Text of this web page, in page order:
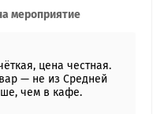
мероприятие
цена честная.
— не из Средней
чем в кафе.